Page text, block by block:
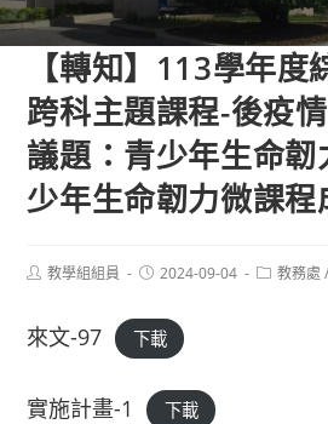
【轉知】113學年
跨科主題課程-後疫
議題：青少年生命
少年生命韌力微課
Post教學組組員
Post2024-09-04
Post教務處 /
來文-97 下載
實施計畫-1 下載